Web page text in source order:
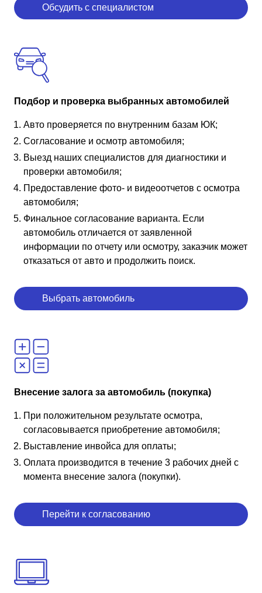
Обсудить с специалистом
Подбор и проверка выбранных автомобилей
Авто проверяется по внутренним базам ЮК;
Согласование и осмотр автомобиля;
Выезд наших специалистов для диагностики и
проверки автомобиля;
Предоставление фото- и видеоотчетов с осмотра
автомобиля;
Финальное согласование варианта. Если
автомобиль отличается от заявленной
информации по отчету или осмотру, заказчик может
отказаться от авто и продолжить поиск.
Выбрать автомобиль
Внесение залога за автомобиль (покупка)
При положительном результате осмотра,
согласовывается приобретение автомобиля;
Выставление инвойса для оплаты;
Оплата производится в течение 3 рабочих дней с
момента внесение залога (покупки).
Перейти к согласованию